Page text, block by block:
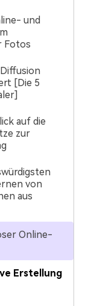
und
Fotos
[Die 5
auf die
zur
von
aus
Online-
Erstellung